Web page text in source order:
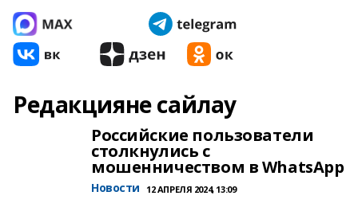
Редакцияне сайлау
Российские пользователи
столкнулись с
мошенничеством в WhatsApp
Новости 12 АПРЕЛЯ 2024, 13:09